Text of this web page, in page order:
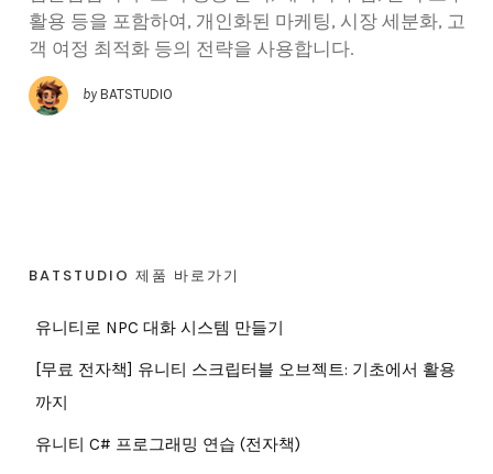
활용 등을 포함하여, 개인화된 마케팅, 시장 세분화, 고
객 여정 최적화 등의 전략을 사용합니다.
by BATSTUDIO
BATSTUDIO 제품 바로가기
유니티로 NPC 대화 시스템 만들기
[무료 전자책] 유니티 스크립터블 오브젝트: 기초에서 활용
까지
유니티 C# 프로그래밍 연습 (전자책)